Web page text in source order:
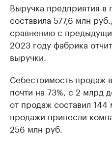
Выручка предприятия в
составила 577,6 млн
сравнению с
2023 году фабрика
выручки.
Себестоимость продаж
почти на 73%, с 2 млрд
от продаж составил
продажи принесли
256 млн руб.